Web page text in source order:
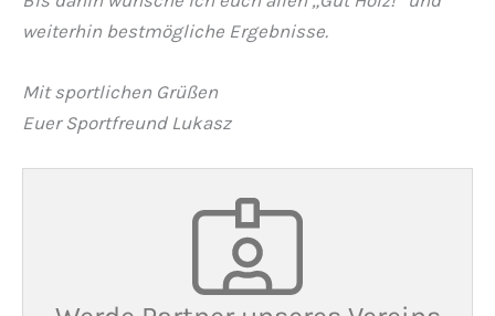
weiterhin bestmögliche Ergebnisse.
Mit sportlichen Grüßen
Euer Sportfreund Lukasz